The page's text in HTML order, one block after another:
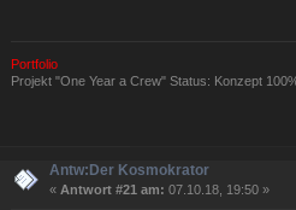
Portfolio
Projekt "One Year a Crew" Status: Konzept
Antw:Der Kosmokrator
« Antwort #21 am: 07.10.18, 19:50 »